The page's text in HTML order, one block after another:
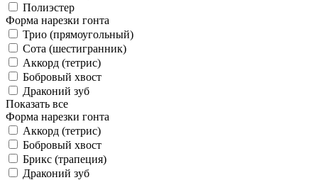
Полиэстер
Форма нарезки гонта
Трио (прямоугольный)
Сота (шестигранник)
Аккорд (тетрис)
Бобровый хвост
Драконий зуб
Показать все
Форма нарезки гонта
Аккорд (тетрис)
Бобровый хвост
Брикс (трапеция)
Драконий зуб